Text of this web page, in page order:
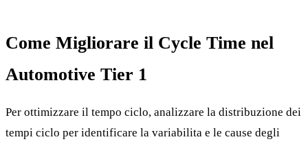
Come Migliorare il Cycle Time nel
Automotive Tier 1
Per ottimizzare il tempo ciclo, analizzare la distribuzione dei
tempi ciclo per identificare la variabilita e le cause degli